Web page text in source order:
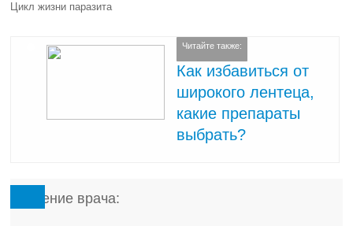
Цикл жизни паразита
Читайте также:
Как избавиться от
широкого лентеца,
какие препараты
выбрать?
Мнение врача: